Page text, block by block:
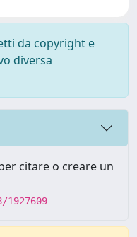
da copyright e
diversa
citare o creare un